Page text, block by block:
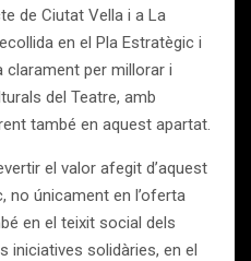
de Ciutat Vella i a La
en el Pla Estratègic i
clarament per millorar i
del Teatre, amb
també en aquest apartat.
el valor afegit d’aquest
no únicament en l’oferta
en el teixit social dels
iniciatives solidàries, en el